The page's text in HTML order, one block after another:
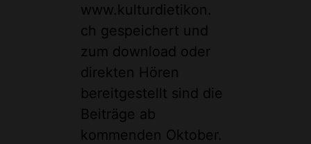
www.kulturdietikon.
ch gespeichert und
zum download oder
direkten Hören
bereitgestellt sind die
Beiträge ab
kommenden Oktober.